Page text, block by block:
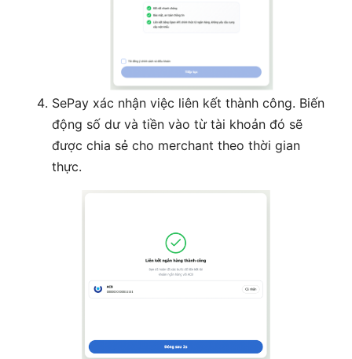
SePay xác nhận việc liên kết thành công. Biến
động số dư và tiền vào từ tài khoản đó sẽ
được chia sẻ cho merchant theo thời gian
thực.